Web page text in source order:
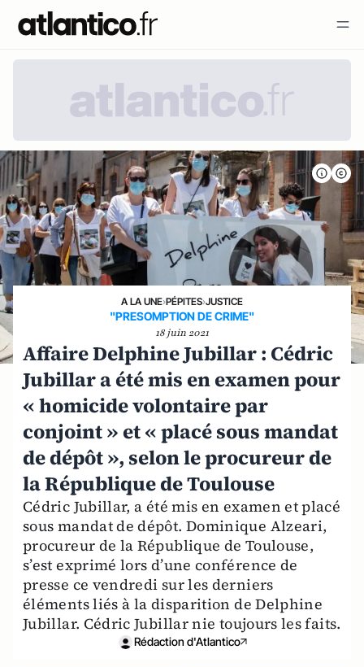
A LA UNE›PÉPITES›JUSTICE
"PRESOMPTION DE CRIME"
18 juin 2021
Affaire Delphine Jubillar : Cédric
Jubillar a été mis en examen pour
« homicide volontaire par
conjoint » et « placé sous mandat
de dépôt », selon le procureur de
la République de Toulouse
Cédric Jubillar, a été mis en examen et placé
sous mandat de dépôt. Dominique Alzeari,
procureur de la République de Toulouse,
s’est exprimé lors d’une conférence de
presse ce vendredi sur les derniers
éléments liés à la disparition de Delphine
Jubillar. Cédric Jubillar nie toujours les faits.
Rédaction d'Atlantico